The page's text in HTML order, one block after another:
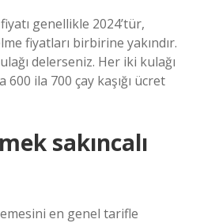
genellikle 2024’tür,
fiyatları birbirine yakındır.
delerseniz. Her iki kulağı
ila 700 çay kaşığı ücret
sakıncalı
en genel tarifle